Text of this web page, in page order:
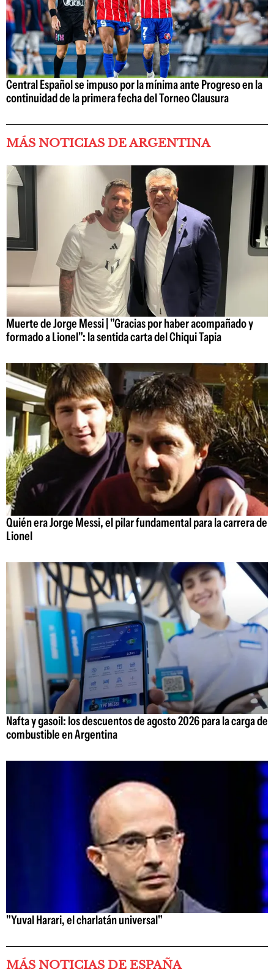
Central Español se impuso por la mínima ante Progreso en la
continuidad de la primera fecha del Torneo Clausura
MÁS NOTICIAS DE ARGENTINA
Muerte de Jorge Messi | "Gracias por haber acompañado y
formado a Lionel": la sentida carta del Chiqui Tapia
Quién era Jorge Messi, el pilar fundamental para la carrera de
Lionel
Nafta y gasoil: los descuentos de agosto 2026 para la carga de
combustible en Argentina
"Yuval Harari, el charlatán universal"
MÁS NOTICIAS DE ESPAÑA